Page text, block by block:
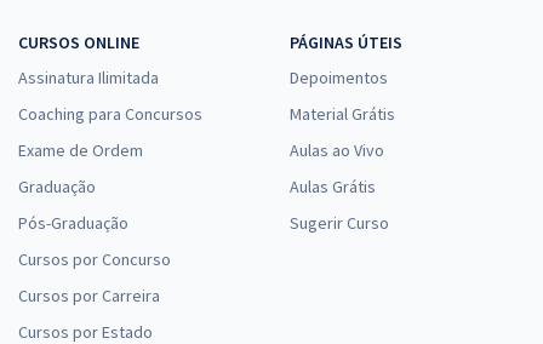
CURSOS ONLINE
Assinatura Ilimitada
Coaching para Concursos
Exame de Ordem
Graduação
Pós-Graduação
Cursos por Concurso
Cursos por Carreira
Cursos por Estado
PÁGINAS ÚTEIS
Depoimentos
Material Grátis
Aulas ao Vivo
Aulas Grátis
Sugerir Curso